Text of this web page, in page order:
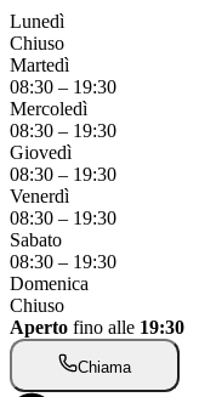
Lunedì
Chiuso
Martedì
08:30 – 19:30
Mercoledì
08:30 – 19:30
Giovedì
08:30 – 19:30
Venerdì
08:30 – 19:30
Sabato
08:30 – 19:30
Domenica
Chiuso
Aperto fino alle 19:30
Chiama